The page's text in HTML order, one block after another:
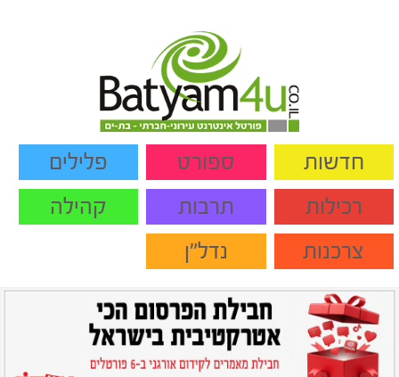
חדשות ספורט
פלילים
רכילות
תרבות
קהילה
צרכנות
נדל"ן